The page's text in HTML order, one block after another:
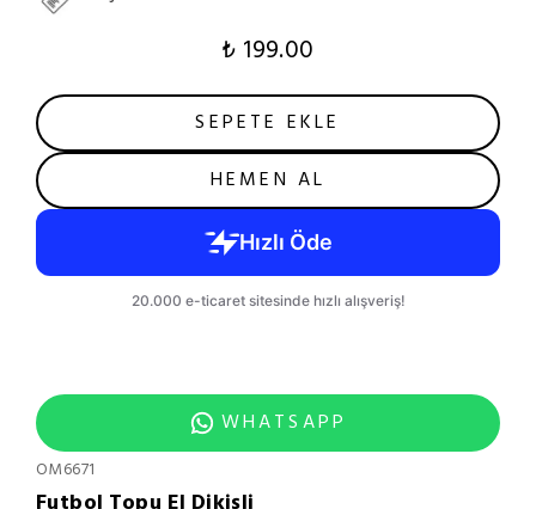
₺ 199.00
SEPETE EKLE
HEMEN AL
WHATSAPP
OM6671